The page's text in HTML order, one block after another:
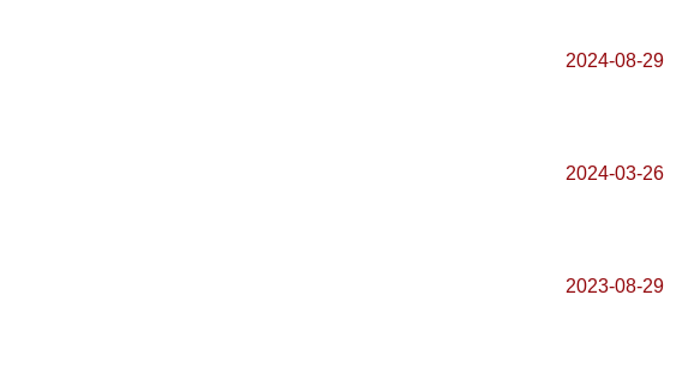
2024-08-29
2024-03-26
2023-08-29